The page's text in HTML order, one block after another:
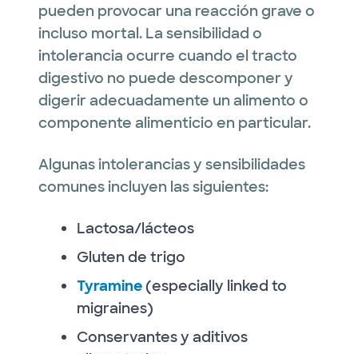
pueden provocar una reacción grave o
incluso mortal. La sensibilidad o
intolerancia ocurre cuando el tracto
digestivo no puede descomponer y
digerir adecuadamente un alimento o
componente alimenticio en particular.
Algunas intolerancias y sensibilidades
comunes incluyen las siguientes:
Lactosa/lácteos
Gluten de trigo
Tyramine(especially linked to
migraines)
Conservantes y aditivos